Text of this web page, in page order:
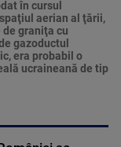
în cursul
aerian al ţării,
graniţa cu
gazoductul
era probabil o
ucraineană de tip